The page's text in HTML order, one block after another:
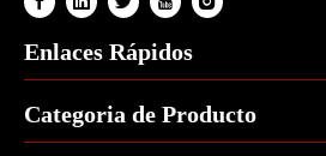
Enlaces Rápidos
Categoria de Producto